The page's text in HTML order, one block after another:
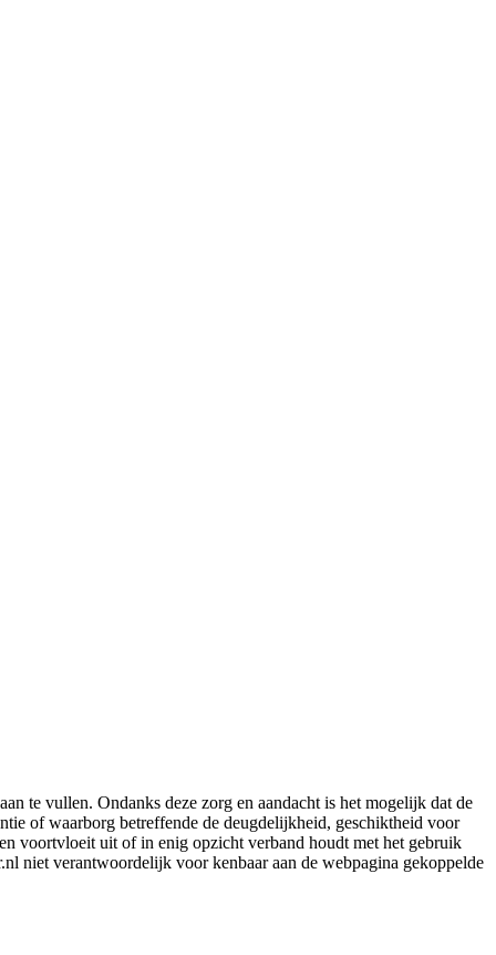
te vullen. Ondanks deze zorg en aandacht is het mogelijk dat de
of waarborg betreffende de deugdelijkheid, geschiktheid voor
voortvloeit uit of in enig opzicht verband houdt met het gebruik
niet verantwoordelijk voor kenbaar aan de webpagina gekoppelde